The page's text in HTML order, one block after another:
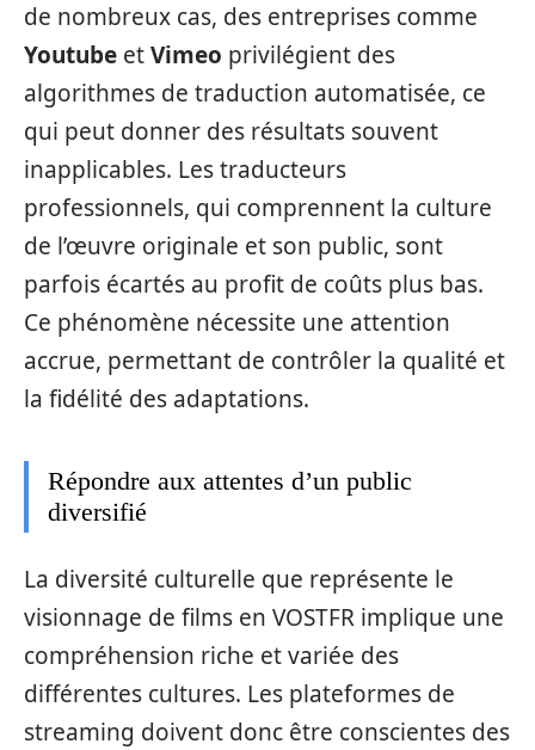
de nombreux cas, des entreprises comme
Youtube etVimeo privilégient des
algorithmes de traduction automatisée, ce
qui peut donner des résultats souvent
inapplicables. Les traducteurs
professionnels, qui comprennent la culture
de l’œuvre originale et son public, sont
parfois écartés au profit de coûts plus bas.
Ce phénomène nécessite une attention
accrue, permettant de contrôler la qualité et
la fidélité des adaptations.
Répondre aux attentes d’un public
diversifié
La diversité culturelle que représente le
visionnage de films en VOSTFR implique une
compréhension riche et variée des
différentes cultures. Les plateformes de
streaming doivent donc être conscientes des